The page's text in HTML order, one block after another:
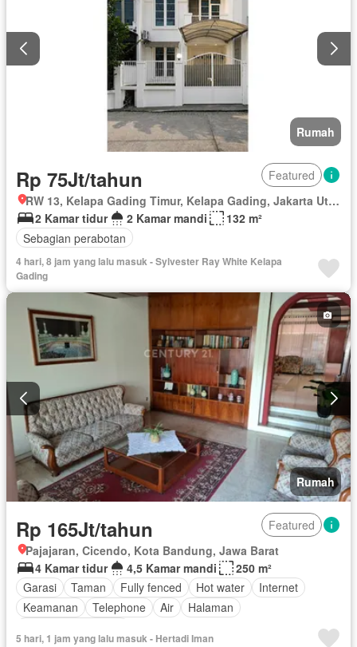
Rumah
Rp 75Jt/tahun
Featured
RW 13, Kelapa Gading Timur, Kelapa Gading, Jakarta Utara, Daerah Khusus Ibukota Jakarta
2 Kamar tidur
2 Kamar mandi
132 m²
Sebagian perabotan
4 hari, 8 jam yang lalu masuk - Sylvester Ray White Kelapa
Gading
Rumah
Rp 165Jt/tahun
Featured
Pajajaran, Cicendo, Kota Bandung, Jawa Barat
4 Kamar tidur
4,5 Kamar mandi
250 m²
Garasi
Taman Fully fenced Hot water
Internet
Keamanan
Telephone Air
Halaman
5 hari, 1 jam yang lalu masuk - Hertadi Iman